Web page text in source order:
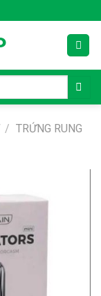
/ TRỨNG RUNG